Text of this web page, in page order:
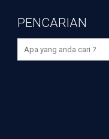
PENCARIAN